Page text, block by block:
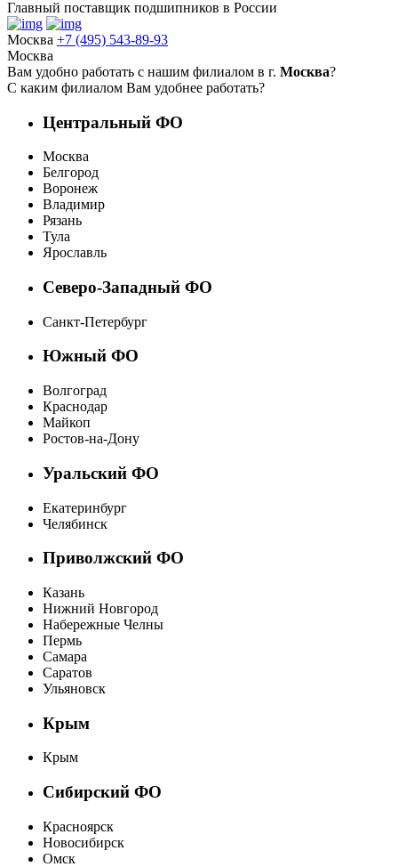
Главный поставщик подшипников в России
Москва +7 (495) 543-89-93
Москва
Вам удобно работать с нашим филиалом в г. Москва?
С каким филиалом Вам удобнее работать?
Центральный ФО
Москва
Белгород
Воронеж
Владимир
Рязань
Тула
Ярославль
Северо-Западный ФО
Санкт-Петербург
Южный ФО
Волгоград
Краснодар
Майкоп
Ростов-на-Дону
Уральский ФО
Екатеринбург
Челябинск
Приволжский ФО
Казань
Нижний Новгород
Набережные Челны
Пермь
Самара
Саратов
Ульяновск
Крым
Крым
Сибирский ФО
Красноярск
Новосибирск
Омск